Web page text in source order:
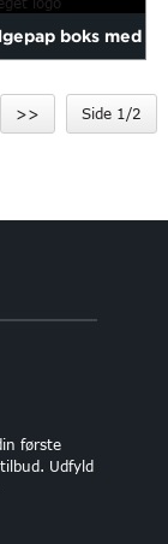
boks med
>> Side 1/2
første
Udfyld